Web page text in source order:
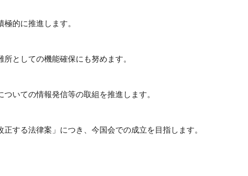
的に推進します。
としての機能確保にも努めます。
いての情報発信等の取組を推進します。
する法律案」につき、今国会での成立を目指します。